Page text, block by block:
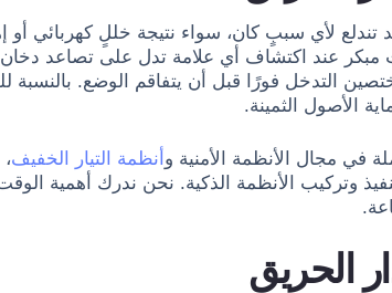
تندلع لأي سببٍ كان، سواء نتيجة خللٍ كهربائي
عند اكتشاف أي علامة تدل على تصاعد دخان
التدخل فورًا قبل أن يتفاقم الوضع.
الأصول الثمينة.
في مجال الأنظمة الأمنية و أنظمة التيار الخفيف
وتركيب الأنظمة الذكية. نحن ندرك أهمية
الحريق